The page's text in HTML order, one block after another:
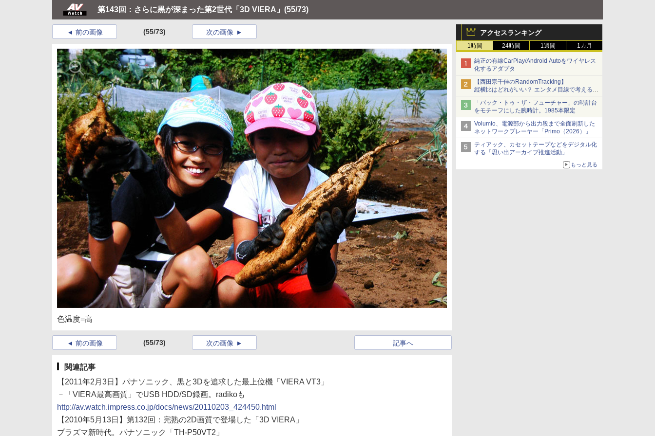
第143回：さらに黒が深まった第2世代「3D VIERA」 (55/73)
アクセスランキング
1時間 24時間 1週間 1カ月
純正の有線CarPlay/Android Autoをワイヤレス
化するアダプタ
【西田宗千佳のRandomTracking】
縦横比はどれがいい？ エンタメ目線で考える、
サムスン新「Galaxy Z Fold」
「バック・トゥ・ザ・フューチャー」の時計台
をモチーフにした腕時計。1985本限定
Volumio、電源部から出力段まで全面刷新した
ネットワークプレーヤー「Primo（2026）」
ティアック、カセットテープなどをデジタル化
する「思い出アーカイブ推進活動」
もっと見る
前の画像 (55/73) 次の画像
色温度=高
前の画像 (55/73) 記事へ
次の画像
関連記事
【2011年2月3日】パナソニック、黒と3Dを追求した最上位機「VIERA VT3」
－「VIERA最高画質」でUSB HDD/SD録画。radikoも
http://av.watch.impress.co.jp/docs/news/20110203_424450.html
【2010年5月13日】第132回：完熟の2D画質で登場した「3D VIERA」
プラズマ新時代。パナソニック「TH-P50VT2」